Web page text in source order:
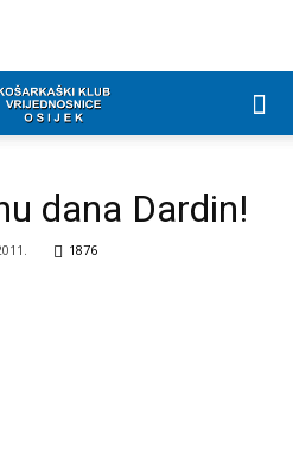
dana Dardin!
1876